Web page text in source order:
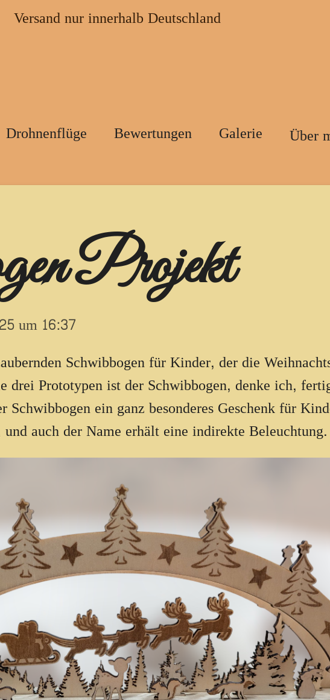
Versand nur innerhalb Deutschland
Drohnenflüge Bewertungen Galerie Über
Projekt
um 16:37
Schwibbogen für Kinder, der die
drei Prototypen ist der Schwibbogen, denke ich,
Schwibbogen ein ganz besonderes Geschenk für
auch der Name erhält eine indirekte Beleuchtung.